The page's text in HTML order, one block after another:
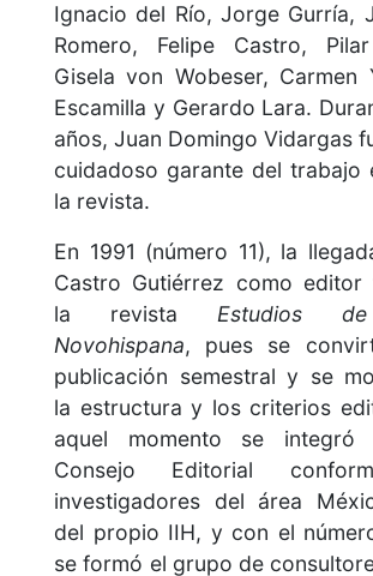
Ignacio del Río, Jorge Gurría,
Romero, Felipe Castro,
Gisela von Wobeser, Carmen
Escamilla y Gerardo Lara.
años, Juan Domingo Vidargas
cuidadoso garante del trabajo
la revista.
En 1991 (número 11), la
Castro Gutiérrez como editor
la revista Estudios
Novohispana, pues se
publicación semestral y se
la estructura y los criterios
aquel momento se integró
Consejo Editorial
investigadores del área
del propio IIH, y con el
se formó el grupo de